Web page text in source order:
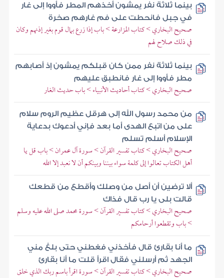
بينما ثلاثة نفر يمشون أخذهم المطر فأووا إلى غار
في جبل فانحطت على فم غارهم صخرة
صحيح البخاري > كتاب المزارعة > باب إذا زرع بمال قوم بغير إذنهم وكان
في ذلك صلاح لهم
بينما ثلاثة نفر ممن كان قبلكم يمشون إذ أصابهم
مطر فأووا إلى غار فانطبق عليهم
صحيح البخاري > كتاب أحاديث الأنبياء > باب حديث الغار
من محمد رسول الله إلى هرقل عظيم الروم سلام
على من اتبع الهدى أما بعد فإني أدعوك بدعاية
الإسلام أسلم تسلم
صحيح البخاري > كتاب تفسير القرآن > سورة آل عمران > باب قل يا
أهل الكتاب تعالوا إلى كلمة سواء بيننا وبينكم أن لا نعبد إلا الله
ألا ترضين أن أصل من وصلك وأقطع من قطعك
قالت بلى يا رب قال فذاك
صحيح البخاري > كتاب تفسير القرآن > سورة محمد صلى الله عليه وسلم
> باب وتقطعوا أرحامكم
ما أنا بقارئ قال فأخذني فغطني حتى بلغ مني
الجهد ثم أرسلني فقال اقرأ قلت ما أنا بقارئ
صحيح البخاري > كتاب تفسير القرآن > سورة اقرأ باسم ربك الذي خلق